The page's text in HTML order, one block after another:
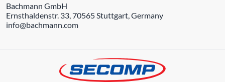
Bachmann GmbH
Ernsthaldenstr. 33, 70565 Stuttgart, Germany
info@bachmann.com